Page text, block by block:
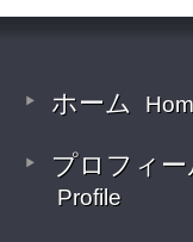
ホーム
プロフィー
Profile